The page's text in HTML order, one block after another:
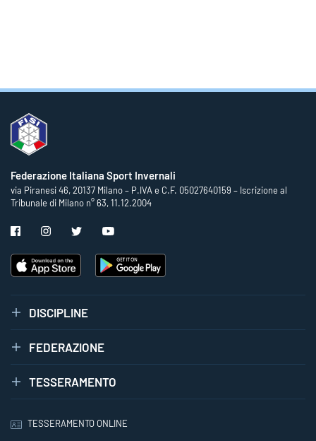
Federazione Italiana Sport Invernali
via Piranesi 46, 20137 Milano – P.IVA e C.F. 05027640159 – Iscrizione al
Tribunale di Milano n° 63, 11.12.2004
DISCIPLINE
FEDERAZIONE
TESSERAMENTO
TESSERAMENTO ONLINE